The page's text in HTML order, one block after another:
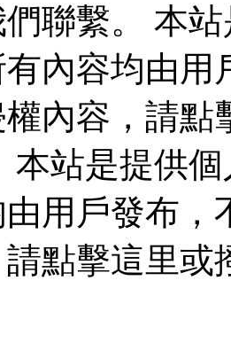
聯繫。 本
內容均由用
內容，請點
本站是提供
用戶發布
點擊這里或